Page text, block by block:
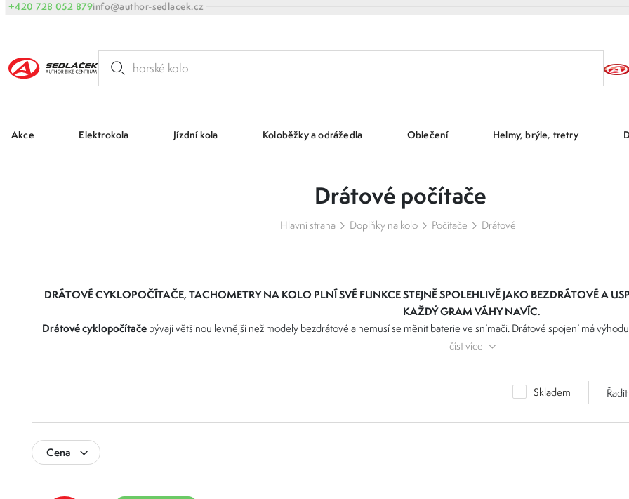
+420 728 052 879info@author-sedlacek.cz
Akce Elektrokola Jízdní kola Koloběžky a odrážedla Oblečení Helmy, brýle, tretry
Drátové počítače
Hlavní strana Doplňky na kolo Počítače Drátové
DRÁTOVÉ CYKLOPOČÍTAČE, TACHOMETRY NA KOLO PLNÍ SVÉ FUNKCE STEJNĚ SPOLEHLIVĚ JAKO BEZDRÁTOVÉ A
KAŽDÝ GRAM VÁHY NAVÍC.
Drátové cyklopočítače bývají většinou levnější než modely bezdrátové a nemusí se měnit baterie ve snímači. Drátové spojení má
snímačem a displejem, díky kterému budete mít vždy přesné údaje o své
číst více
Skladem
Cena